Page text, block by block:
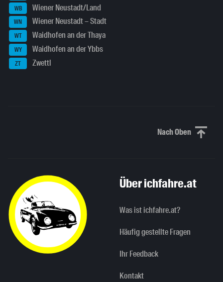
WB Wiener Neustadt/Land
WN Wiener Neustadt – Stadt
WT Waidhofen an der Thaya
WY Waidhofen an der Ybbs
ZT Zwettl
Nach ObenNach oben
Über ichfahre.at
Was ist ichfahre.at?
Häufig gestellte Fragen
Ihr Feedback
Kontakt